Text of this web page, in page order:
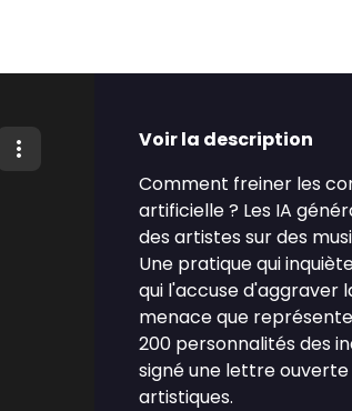
Voir la description
Comment freiner les
artificielle ? Les IA
des artistes sur des
Une pratique qui
qui l'accuse d'aggraver
menace que
200 personnalités des
signé une lettre
artistiques.